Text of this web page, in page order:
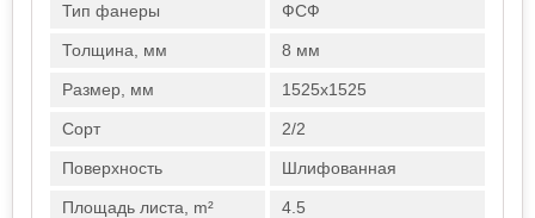
Тип фанеры ФСФ
Толщина, мм 8 мм
Размер, мм 1525х1525
Сорт 2/2
Поверхность Шлифованная
Площадь листа, m² 4.5